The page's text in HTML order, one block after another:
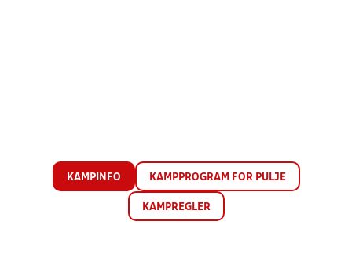
KAMPINFO KAMPPROGRAM FOR PULJE
KAMPREGLER